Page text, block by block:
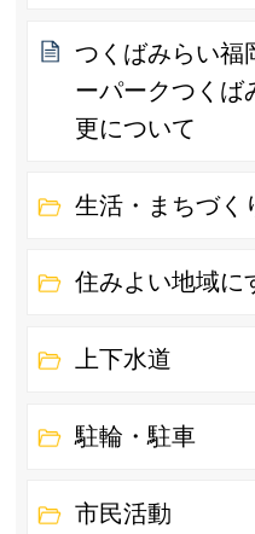
つくばみらい福
ーパークつくば
更について
生活・まちづく
住みよい地域に
上下水道
駐輪・駐車
市民活動